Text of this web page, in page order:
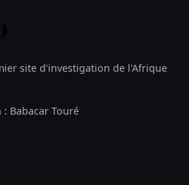
site d'investigation de l'Afrique
Babacar Touré